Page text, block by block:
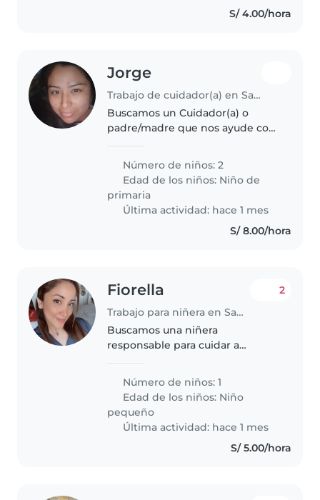
S/ 4.00/hora
Jorge
Trabajo de cuidador(a) en San Juan de Lurigancho
Buscamos un Cuidador(a) o
padre/madre que nos ayude con
niños, activos y cariñosos,
amantes del aprendizaje.
Necesitamos alguien cómodo
cocinando y apoyando..
Número de niños: 2
Edad de los niños: Niño de
primaria
Última actividad: hace 1 mes
S/ 8.00/hora
Fiorella
Trabajo para niñera en San Juan de Lurigancho
2
Buscamos una niñera
responsable para cuidar a
curiosidad. Preferimos alguien
cómodo/a con cocinar comidas
sencillas y saludables..
Número de niños: 1
Edad de los niños: Niño
pequeño
Última actividad: hace 1 mes
S/ 5.00/hora